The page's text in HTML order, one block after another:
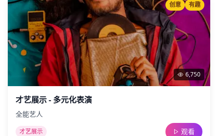
6,750
创意 有趣
才艺展示 - 多元化表演
全能艺人
才艺展示 观看